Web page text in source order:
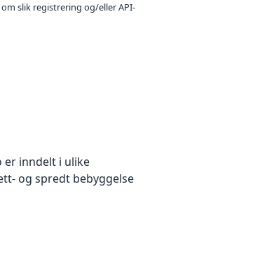
slik registrering og/eller API-
er inndelt i ulike
og spredt bebyggelse